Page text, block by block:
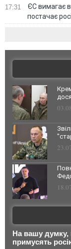
17:31
ЄС вимагає
постачає
На вашу думку,
примусять